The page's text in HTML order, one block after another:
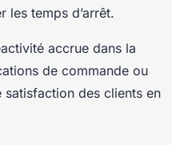
les temps d’arrêt.
accrue dans la
de commande ou
satisfaction des clients en